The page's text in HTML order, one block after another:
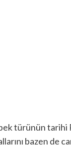
türünün tarihi
bazen de